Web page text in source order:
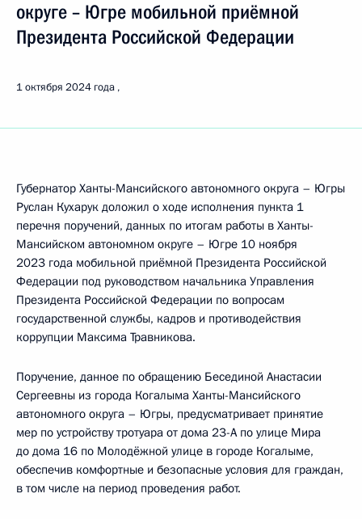
округе – Югре мобильной приёмной
Президента Российской Федерации
1 октября 2024 года
Губернатор Ханты-Мансийского автономного округа – Югры
Руслан Кухарук доложил о ходе исполнения пункта 1
перечня поручений, данных по итогам работы в Ханты-
Мансийском автономном округе – Югре 10 ноября
2023 года мобильной приёмной Президента Российской
Федерации под руководством начальника Управления
Президента Российской Федерации по вопросам
государственной службы, кадров и противодействия
коррупции Максима Травникова.
Поручение, данное по обращению Бесединой Анастасии
Сергеевны из города Когалыма Ханты-Мансийского
автономного округа – Югры, предусматривает принятие
мер по устройству тротуара от дома 23-А по улице Мира
до дома 16 по Молодёжной улице в городе Когалыме,
обеспечив комфортные и безопасные условия для граждан,
в том числе на период проведения работ.